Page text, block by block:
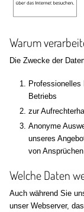
Warum
Die Zwecke der
Professionelles
Betriebs
zur
Anonyme
unseres
von Ansprüchen
Welche Daten
Auch während Sie
unser Webserver,